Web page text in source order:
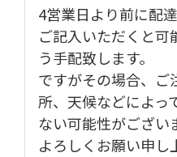
4営業日より前に配
ご記入いただくと可
う手配致します。
ですがその場合、ご
所、天候などによっ
ない可能性がござい
よろしくお願い申し